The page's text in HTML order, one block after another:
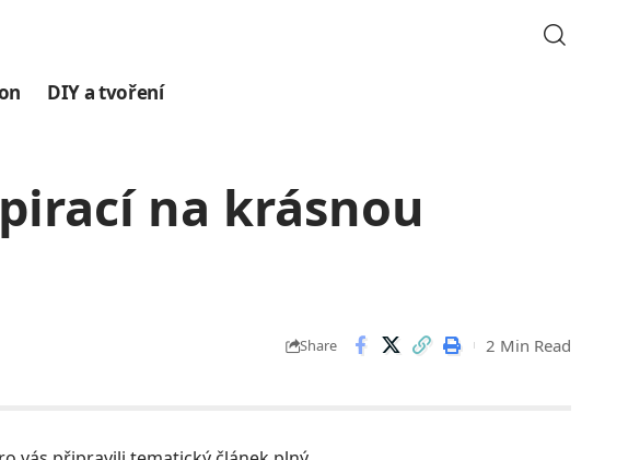
DIY a tvoření
na krásnou
Share 2 Min Read